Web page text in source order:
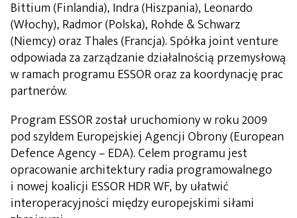
Bittium (Finlandia), Indra (Hiszpania), Leonardo
(Włochy), Radmor (Polska), Rohde & Schwarz
(Niemcy) oraz Thales (Francja). Spółka joint venture
odpowiada za zarządzanie działalnością przemysłową
w ramach programu ESSOR oraz za koordynację prac
partnerów.
Program ESSOR został uruchomiony w roku 2009
pod szyldem Europejskiej Agencji Obrony (European
Defence Agency – EDA). Celem programu jest
opracowanie architektury radia programowalnego
i nowej koalicji ESSOR HDR WF, by ułatwić
interoperacyjności między europejskimi siłami